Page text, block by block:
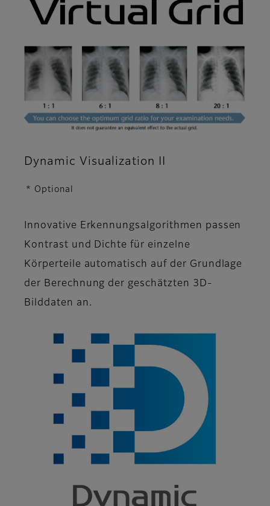
Dynamic Visualization II
* Optional
Innovative Erkennungsalgorithmen passen
Kontrast und Dichte für einzelne
Körperteile automatisch auf der Grundlage
der Berechnung der geschätzten 3D-
Bilddaten an.